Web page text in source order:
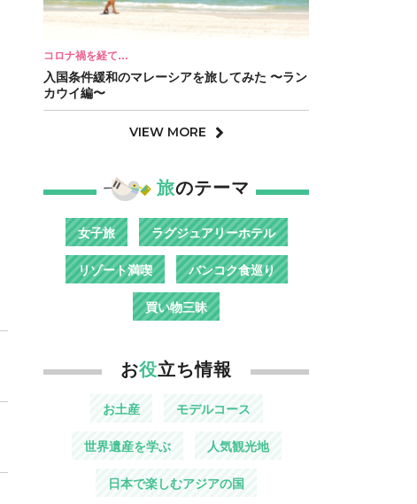
コロナ禍を経て…
入国条件緩和のマレーシアを旅してみた 〜ラン
カウイ編〜
VIEW MORE
旅のテーマ
女子旅 ラグジュアリーホテル
リゾート満喫 バンコク食巡り
買い物三昧
お役立ち情報
お土産 モデルコース
世界遺産を学ぶ 人気観光地
日本で楽しむアジアの国